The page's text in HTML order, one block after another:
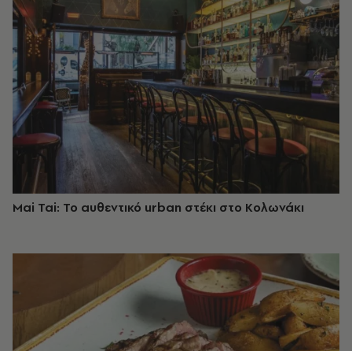
Mai Tai: Το αυθεντικό urban στέκι στο Κολωνάκι